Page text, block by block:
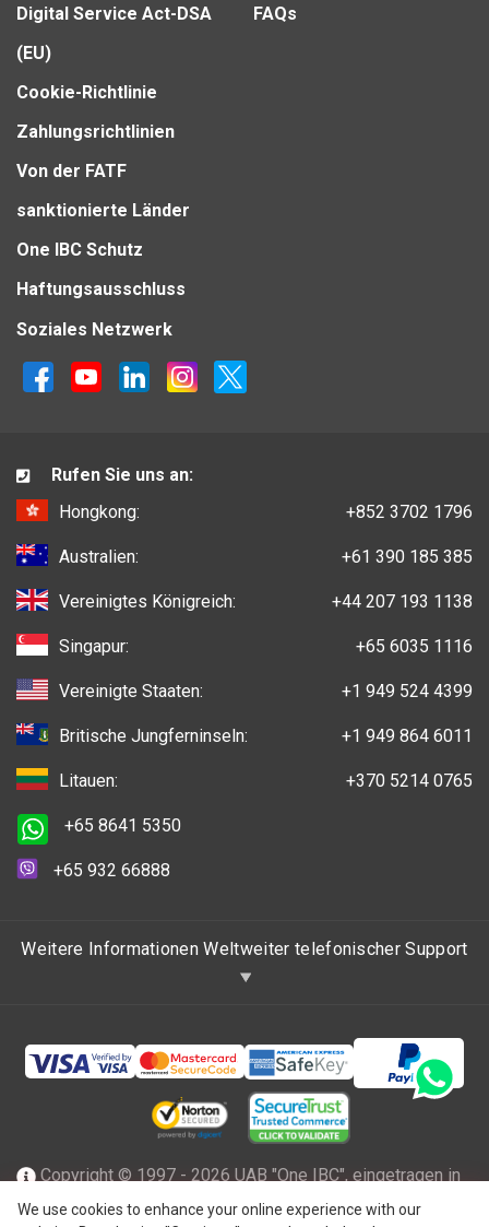
Digital Service Act-DSA
(EU)
Cookie-Richtlinie
Zahlungsrichtlinien
Von der FATF
sanktionierte Länder
One IBC Schutz
Haftungsausschluss
FAQs
Soziales Netzwerk
We use cookies to enhance your online experience with our
Rufen Sie uns an:
Hongkong:
+852 3702 1796
Australien: +61 390 185 385
Vereinigtes Königreich: +44 207 193 1138
Singapur: +65 6035 1116
Vereinigte Staaten: +1 949 524 4399
Britische Jungferninseln: +1 949 864 6011
Litauen: +370 5214 0765
+65 8641 5350
+65 932 66888
Weitere Informationen Weltweiter telefonischer Support
Copyright © 1997 - 2026 UAB "One IBC", eingetragen in
der Republik Litauen mit beschränkter Haftung und Mitglied